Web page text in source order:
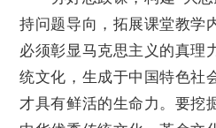
持问题导向，拓展课堂教学
必须彰显马克思主义的真理
统文化，生成于中国特色社
才具有鲜活的生命力。要挖